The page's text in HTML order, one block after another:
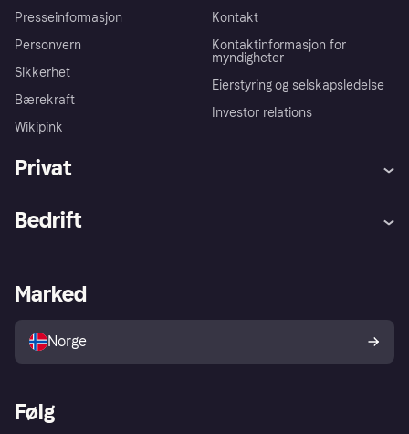
Presseinformasjon
Personvern
Sikkerhet
Bærekraft
Wikipink
Kontakt
Kontaktinformasjon for
myndigheter
Eierstyring og selskapsledelse
Investor relations
Privat
Utforsk butikker
Bedrift
Merchant portal
Marked
Norge
Følg